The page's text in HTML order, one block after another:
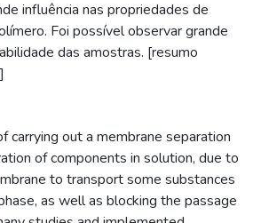
influência nas propriedades de
Foi possível observar grande
das amostras. [resumo
carrying out a membrane separation
of components in solution, due to
to transport some substances
as well as blocking the passage